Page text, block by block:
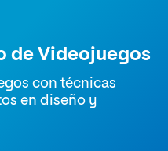
de Videojuegos
con técnicas
en diseño y